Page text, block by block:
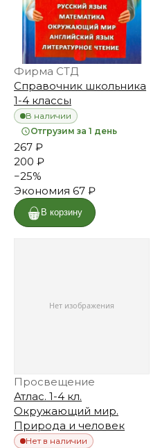
Фирма СТД
Справочник школьника
1-4 классы
В наличии
Отгрузим за 1 день
267 ₽
200 ₽
−25%
Экономия 67 ₽
В корзину
Просвещение
Атлас. 1-4 кл.
Окружающий мир.
Природа и человек
Нет в наличии